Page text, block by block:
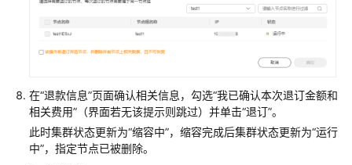
看
MRS
控
指
标
在“退款信息”页面确认相关信息，勾选“我已确认本次退订金额和
相关费用”（界面若无该提示则跳过）并单击“退订”。
此时集群状态更新为“缩容中”，缩容完成后集群状态更新为“运行
中”，指定节点已被删除。